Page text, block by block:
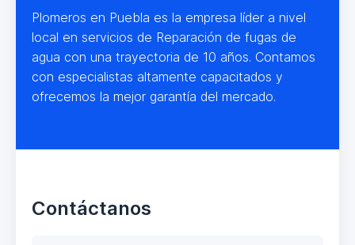
Plomeros en Puebla es la empresa líder a nivel
local en servicios de Reparación de fugas de
agua con una trayectoria de 10 años. Contamos
con especialistas altamente capacitados y
ofrecemos la mejor garantía del mercado.
Contáctanos